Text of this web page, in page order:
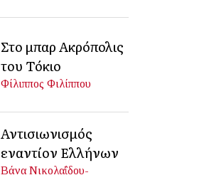
Στο μπαρ Ακρόπολις
του Τόκιο
Φίλιππος Φιλίππου
Αντισιωνισμός
εναντίον Ελλήνων
Βάνα Νικολαΐδου-